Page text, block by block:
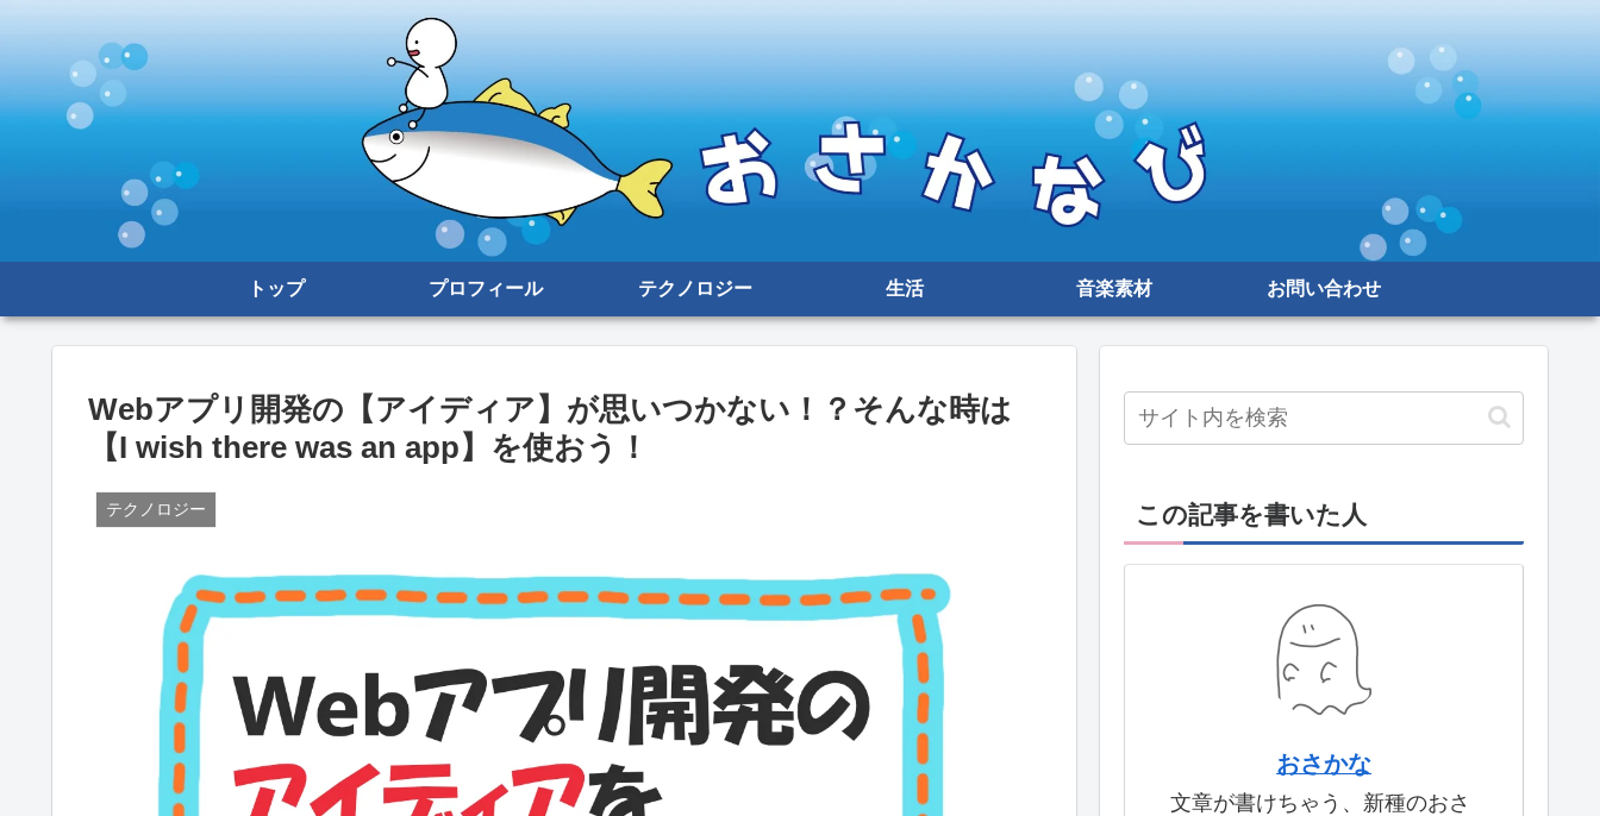
トップ プロフィール テクノロジー 生活 音楽素材 お問い合わせ
Webアプリ開発の【アイディア】が思いつかない！？そんな時は
【I wish there was an app】を使おう！
テクノロジー この記事を書いた人
おさかな
文章が書けちゃう、新種のおさ